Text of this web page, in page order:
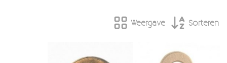
Weergave Sorteren